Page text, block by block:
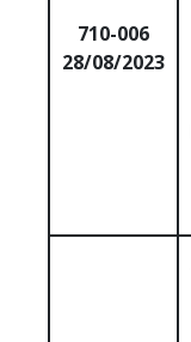
710-006
28/08/2023